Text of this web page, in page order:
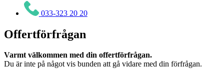
033-323 20 20
Offertförfrågan
Varmt välkommen med din offertförfrågan.
Du är inte på något vis bunden att gå vidare med din förfrågan.